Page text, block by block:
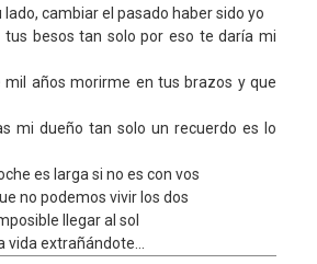
lado, cambiar el pasado haber sido yo
tus besos tan solo por eso te daría mi
mil años morirme en tus brazos y que
mi dueño tan solo un recuerdo es lo
es larga si no es con vos
no podemos vivir los dos
llegar al sol
extrañándote...